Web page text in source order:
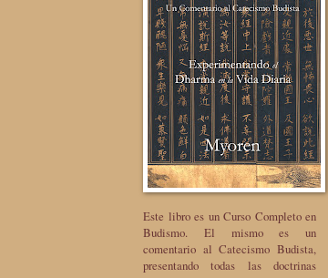
Este libro es un Curso Completo en
Budismo. El mismo es un
comentario al Catecismo Budista,
presentando todas las doctrinas